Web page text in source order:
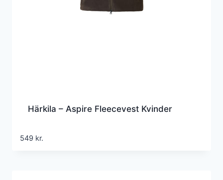
Härkila – Aspire Fleecevest Kvinder
549 kr.